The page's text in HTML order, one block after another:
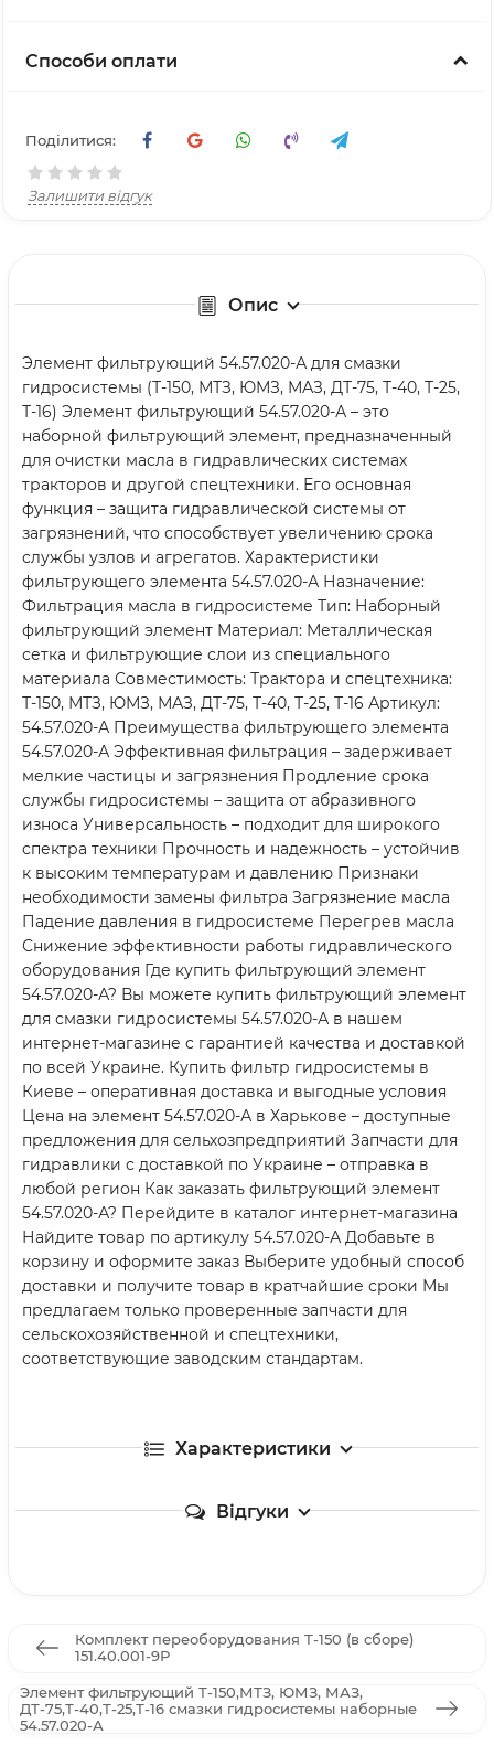
Способи оплати
Поділитися:
Залишити відгук
Опис
Элемент фильтрующий 54.57.020-А для смазки
гидросистемы (Т-150, МТЗ, ЮМЗ, МАЗ, ДТ-75, Т-40, Т-25,
Т-16) Элемент фильтрующий 54.57.020-А – это
наборной фильтрующий элемент, предназначенный
для очистки масла в гидравлических системах
тракторов и другой спецтехники. Его основная
функция – защита гидравлической системы от
загрязнений, что способствует увеличению срока
службы узлов и агрегатов. Характеристики
фильтрующего элемента 54.57.020-А Назначение:
Фильтрация масла в гидросистеме Тип: Наборный
фильтрующий элемент Материал: Металлическая
сетка и фильтрующие слои из специального
материала Совместимость: Трактора и спецтехника:
Т-150, МТЗ, ЮМЗ, МАЗ, ДТ-75, Т-40, Т-25, Т-16 Артикул:
54.57.020-А Преимущества фильтрующего элемента
54.57.020-А Эффективная фильтрация – задерживает
мелкие частицы и загрязнения Продление срока
службы гидросистемы – защита от абразивного
износа Универсальность – подходит для широкого
спектра техники Прочность и надежность – устойчив
к высоким температурам и давлению Признаки
необходимости замены фильтра Загрязнение масла
Падение давления в гидросистеме Перегрев масла
Снижение эффективности работы гидравлического
оборудования Где купить фильтрующий элемент
54.57.020-А? Вы можете купить фильтрующий элемент
для смазки гидросистемы 54.57.020-А в нашем
интернет-магазине с гарантией качества и доставкой
по всей Украине. Купить фильтр гидросистемы в
Киеве – оперативная доставка и выгодные условия
Цена на элемент 54.57.020-А в Харькове – доступные
предложения для сельхозпредприятий Запчасти для
гидравлики с доставкой по Украине – отправка в
любой регион Как заказать фильтрующий элемент
54.57.020-А? Перейдите в каталог интернет-магазина
Найдите товар по артикулу 54.57.020-А Добавьте в
корзину и оформите заказ Выберите удобный способ
доставки и получите товар в кратчайшие сроки Мы
предлагаем только проверенные запчасти для
сельскохозяйственной и спецтехники,
соответствующие заводским стандартам.
Характеристики
Відгуки
Комплект переоборудования Т-150 (в сборе)
151.40.001-9Р
Элемент фильтрующий Т-150,МТЗ, ЮМЗ, МАЗ,
ДТ-75,Т-40,Т-25,Т-16 смазки гидросистемы наборные
54.57.020-А